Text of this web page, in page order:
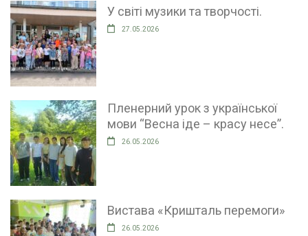
У світі музики та творчості.
27.05.2026
Пленерний урок з української
мови “Весна іде – красу несе”.
26.05.2026
Вистава «Кришталь перемоги»
26.05.2026